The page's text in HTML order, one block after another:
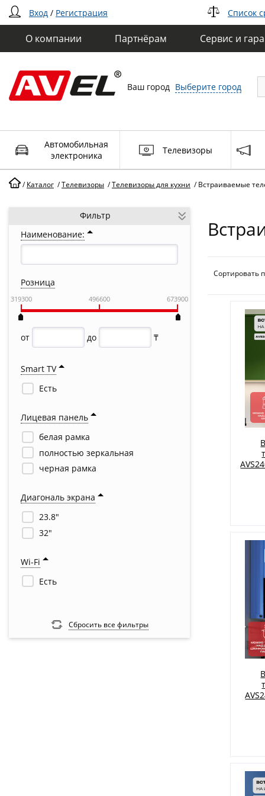
Вход / Регистрация Список
О компании Партнёрам Сервис и
Ваш город Выберите город
Автомобильная
электроника
Телевизоры
/Каталог /Телевизоры /Телевизоры для кухни /Встраиваемые
Фильтр
Наименование:
Розница
319300 496600 673900
от до ₸
Smart TV
Есть
Лицевая панель
белая рамка
полностью зеркальная
черная рамка
Диагональ экрана
23.8"
32"
Wi-Fi
Есть
Сбросить все фильтры
Сортировать